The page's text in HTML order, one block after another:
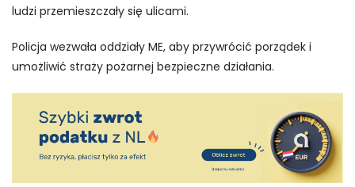
ludzi przemieszczały się ulicami.
Policja wezwała oddziały ME, aby przywrócić porządek i
umożliwić straży pożarnej bezpieczne działania.